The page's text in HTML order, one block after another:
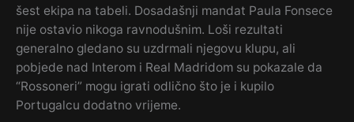
šest ekipa na tabeli. Dosadašnji mandat Paula Fonsece
nije ostavio nikoga ravnodušnim. Loši rezultati
generalno gledano su uzdrmali njegovu klupu, ali
pobjede nad Interom i Real Madridom su pokazale da
“Rossoneri” mogu igrati odlično što je i kupilo
Portugalcu dodatno vrijeme.